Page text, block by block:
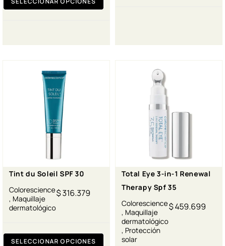
Tint du Soleil SPF 30
Colorescience
, Maquillaje
dermatológico
$316.379
SELECCIONAR OPCIONES
Total Eye 3-in-1 Renewal
Therapy Spf 35
Colorescience
, Maquillaje
dermatológico
, Protección
solar
$459.699